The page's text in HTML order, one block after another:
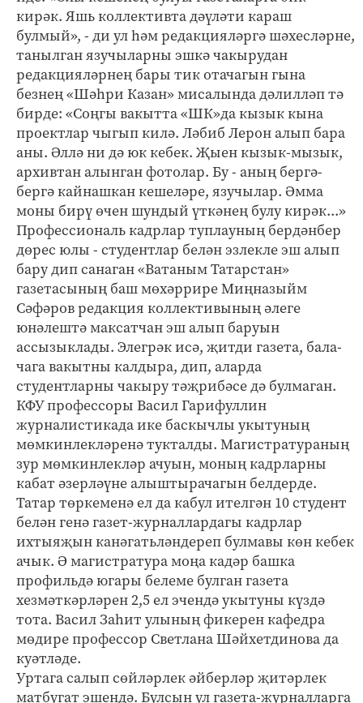
кирәк. Яшь коллективта дәүләти караш
булмый», - ди ул һәм редакцияләргә шәхесләрне,
танылган язучыларны эшкә чакырудан
редакцияләрнең бары тик отачагын гына
безнең «Шәһри Казан» мисалында дәлилләп тә
бирде: «Соңгы вакытта «ШК»да кызык кына
проектлар чыгып килә. Ләбиб Лерон алып бара
аны. Әллә ни дә юк кебек. Җыен кызык-мызык,
архивтан алынган фотолар. Бу - аның бергә-
бергә кайнашкан кешеләре, язучылар. Әмма
моны бирү өчен шундый үткәнең булу кирәк...»
Профессиональ кадрлар туплауның бердәнбер
дөрес юлы - студентлар белән эзлекле эш алып
бару дип санаган «Ватаным Татарстан»
газетасының баш мөхәррире Миңназыйм
Сәфәров редакция коллективының әлеге
юнәлештә максатчан эш алып баруын
ассызыклады. Элегрәк исә, җитди газета, бала-
чага вакытны калдыра, дип, аларда
студентларны чакыру тәҗрибәсе дә булмаган.
КФУ профессоры Васил Гарифуллин
журналистикада ике баскычлы укытуның
мөмкинлекләренә тукталды. Магистратураның
зур мөмкинлекләр ачуын, моның кадрларны
кабат әзерләүне алыштырачагын белдерде.
Татар төркеменә ел да кабул ителгән 10 студент
белән генә газет-журналлардагы кадрлар
ихтыяҗын канәгатьләндереп булмавы көн кебек
ачык. Ә магистратура моңа кадәр башка
профильдә югары белеме булган газета
хезмәткәрләрен 2,5 ел эчендә укытуны күздә
тота. Васил Заһит улының фикерен кафедра
мөдире профессор Светлана Шәйхетдинова да
куәтләде.
Уртага салып сөйләрлек әйберләр җитәрлек
матбугат эшендә. Булсын ул газета-журналларга